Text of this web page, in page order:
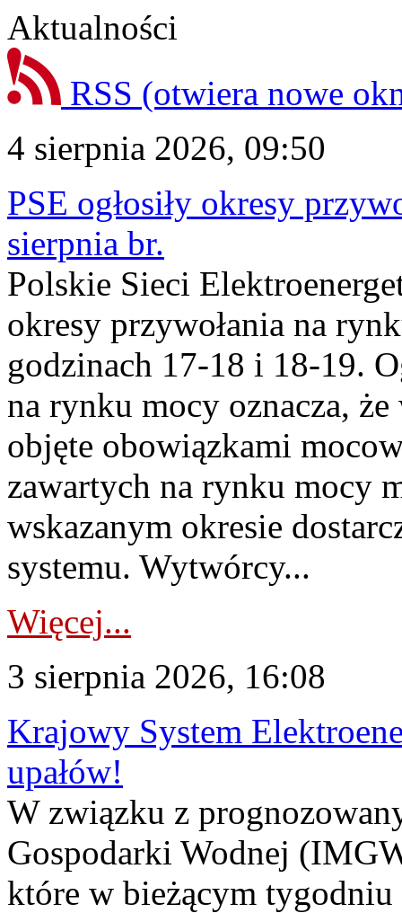
Aktualności
RSS (otwiera nowe
4 sierpnia 2026, 09:50
PSE ogłosiły okresy
sierpnia br.
Polskie Sieci
okresy przywołania na
godzinach 17-18 i 18-19.
na rynku mocy oznacza,
objęte obowiązkami
zawartych na rynku mocy
wskazanym okresie
systemu. Wytwórcy...
Więcej...
3 sierpnia 2026, 16:08
Krajowy System
upałów!
W związku z
Gospodarki Wodnej
które w bieżącym tygodniu